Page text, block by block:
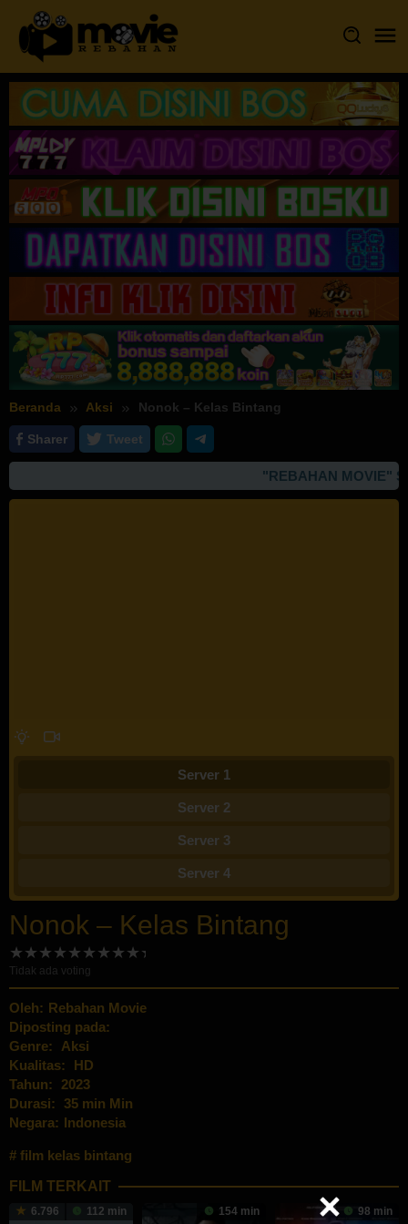
Loncat
konten
Beranda Aksi Nonok – Kelas Bintang
Sharer Tweet
"REBAHAN MOVIE"
Server 1
Server 2
Server 3
Server 4
Nonok – Kelas Bintang
Tidak ada voting
Oleh: Rebahan Movie
Diposting pada:
Genre:
Aksi
Kualitas:
HD
Tahun:
2023
Durasi:
35 min Min
Negara: Indonesia
film kelas bintang
FILM TERKAIT
6.796 112 min 154 min 98 min